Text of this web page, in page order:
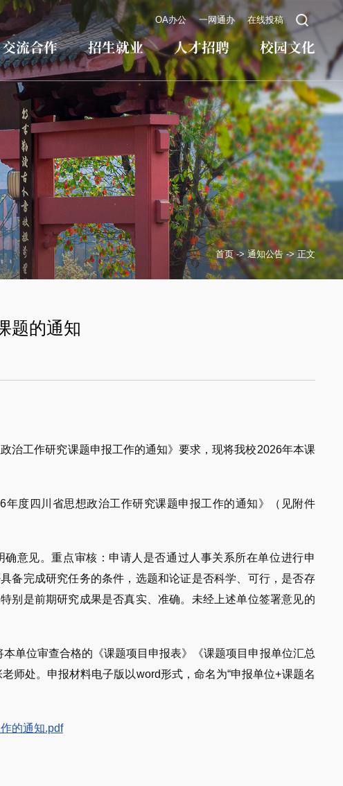
OA办公 一网通办 在线投稿
交流合作 招生就业 人才招聘 校园文化
首页-> 通知公告->正文
题的通知
治工作研究课题申报工作的通知》要求，现将我校2026年本课
度四川省思想政治工作研究课题申报工作的通知》（见附件
意见。重点审核：申请人是否通过人事关系所在单位进行申
备完成研究任务的条件，选题和论证是否科学、可行，是否存
别是前期研究成果是否真实、准确。未经上述单位签署意见的
单位审查合格的《课题项目申报表》《课题项目申报单位汇总
师处。申报材料电子版以word形式，命名为“申报单位+课题名
的通知.pdf